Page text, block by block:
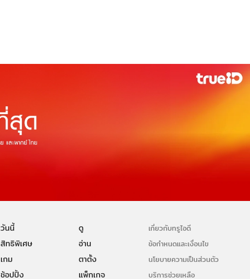
วันนี้
ดู
สิทธิพิเศษ
อ่าน
เกม
ตาตั้ง
ช้อปปิ้ง
แพ็กเกจ
เกี่ยวกับทรูไอดี
ข้อกำหนดและเงื่อนไข
นโยบายความเป็นส่วนตัว
บริการช่วยเหลือ